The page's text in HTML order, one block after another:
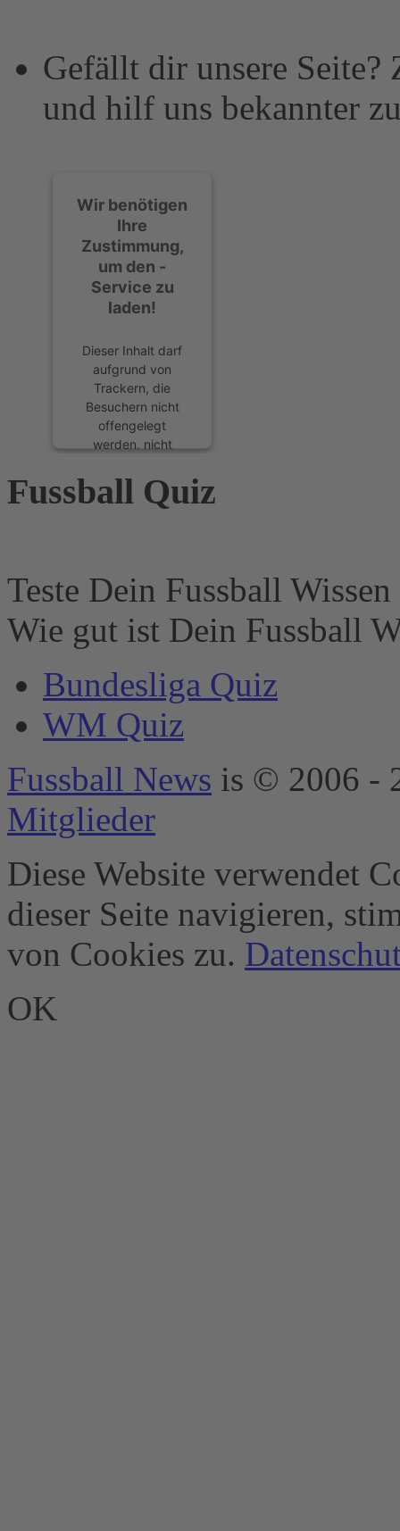
Gefällt dir unsere Seite?
und hilf uns bekannter
Wir benötigen
Ihre
Zustimmung,
um den -
Service zu
laden!
Dieser Inhalt darf
aufgrund von
Trackern, die
Besuchern nicht
offengelegt
werden, nicht
Der Besitzer der
Website muss diese
Liste der
verwendeten
hinzuzufügen.
Usercentrics
Consent
Management
Platform&
Fussball Quiz
Teste Dein Fussball
Wie gut ist Dein Fussball
Bundesliga Quiz
WM Quiz
Fussball News is © 2006 -
Mitglieder
Diese Website verwendet
dieser Seite navigieren,
von Cookies zu.
OK